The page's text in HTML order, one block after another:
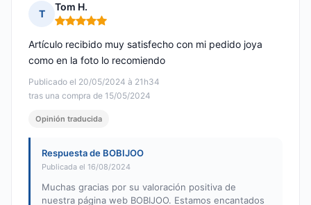
T
Tom H.
Nota: 5 de 5
Publicado el 20/05/2024 à 21h34
tras una compra de 15/05/2024
Artículo recibido muy satisfecho con mi pedido joya
como en la foto lo recomiendo
Opinión traducida
Respuesta de BOBIJOO
Publicada el 16/08/2024
Muchas gracias por su valoración positiva de
nuestra página web BOBIJOO. Estamos encantados